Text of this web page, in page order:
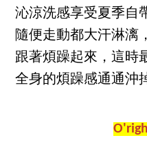
沁涼洗感享受夏季自
隨便走動都大汗淋漓
跟著煩躁起來，這時
全身的煩躁感通通沖